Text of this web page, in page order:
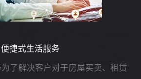
便捷式生活服务
了解决客户对于房屋买卖、租赁